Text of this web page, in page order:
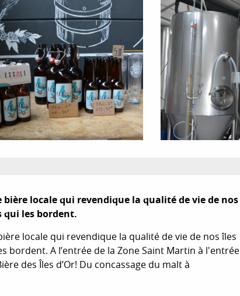
bière locale qui revendique la qualité de vie de nos
qui les bordent.
locale qui revendique la qualité de vie de nos îles
bordent. A l’entrée de la Zone Saint Martin à l'entrée
des Îles d’Or! Du concassage du malt à